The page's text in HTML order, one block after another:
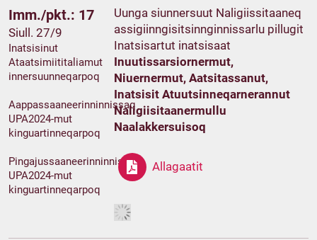
Imm./pkt.: 17
Siull. 27/9
Inatsisinut
Ataatsimiititaliamut
innersuunneqarpoq
Aappassaaneerinninnissaq
UPA2024-mut
kinguartinneqarpoq
Pingajussaaneerinninnissaq
UPA2024-mut
kinguartinneqarpoq
Uunga siunnersuut Naligiissitaaneq
assigiinngisitsinnginnissarlu pillugit
Inatsisartut inatsisaat
Inuutissarsiornermut,
Niuernermut, Aatsitassanut,
Inatsisit Atuutsinneqarnerannut
Naligiisitaanermullu
Naalakkersuisoq
Allagaatit